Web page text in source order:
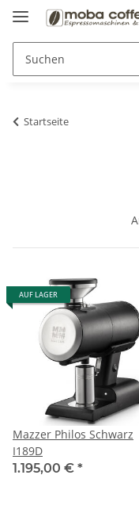
Startseite
AUF LAGER
Mazzer Philos Schwarz
I189D
1.195,00 € *